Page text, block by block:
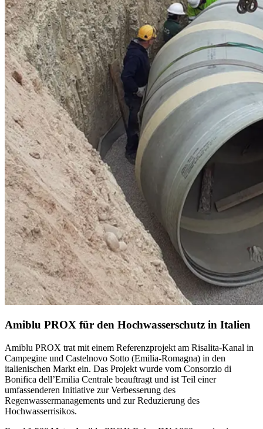
Amiblu PROX für den Hochwasserschutz in Italien
Amiblu PROX trat mit einem Referenzprojekt am Risalita‑Kanal in
Campegine und Castelnovo Sotto (Emilia‑Romagna) in den
italienischen Markt ein. Das Projekt wurde vom Consorzio di
Bonifica dell’Emilia Centrale beauftragt und ist Teil einer
umfassenderen Initiative zur Verbesserung des
Regenwassermanagements und zur Reduzierung des
Hochwasserrisikos.